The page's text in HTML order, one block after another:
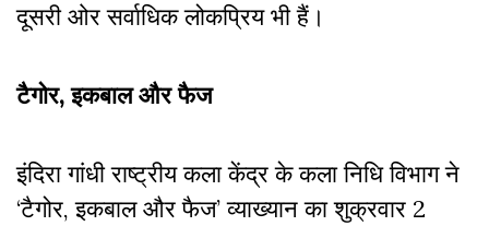
दूसरी ओर सर्वाधिक लोकप्रिय भी हैं।
टैगोर, इकबाल और फैज
इंदिरा गांधी राष्ट्रीय कला केंद्र के कला निधि विभाग ने
‘टैगोर, इकबाल और फैज’ व्याख्यान का शुक्रवार 2